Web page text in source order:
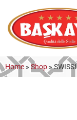
Home » Shop »